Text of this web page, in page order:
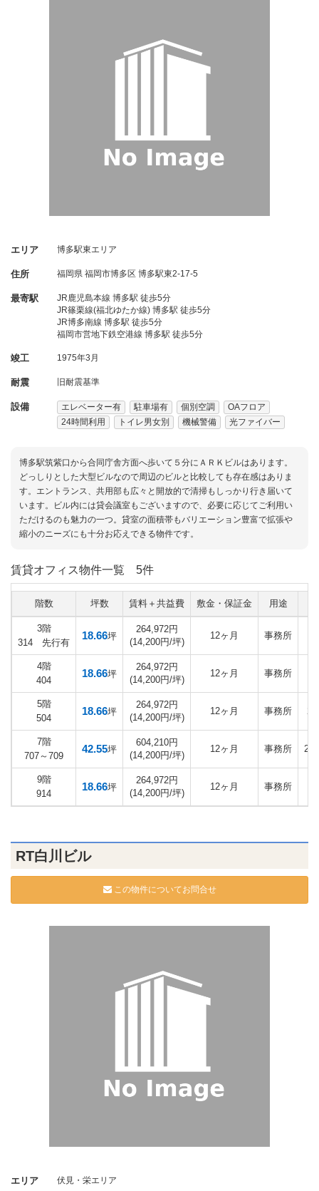
エリア 博多駅東エリア
住所 福岡県 福岡市博多区 博多駅東2-17-5
最寄駅
JR鹿児島本線 博多駅 徒歩5分
JR篠栗線(福北ゆたか線) 博多駅 徒歩5分
JR博多南線 博多駅 徒歩5分
福岡市営地下鉄空港線 博多駅 徒歩5分
竣工 1975年3月
耐震 旧耐震基準
設備 エレベーター有 駐車場有 個別空調
OAフロア
24時間利用
トイレ男女別 機械警備 光ファイバー
博多駅筑紫口から合同庁舎方面へ歩いて５分にＡＲＫビルはあります。
どっしりとした大型ビルなので周辺のビルと比較しても存在感はありま
す。エントランス、共用部も広々と開放的で清掃もしっかり行き届いて
います。ビル内には貸会議室もございますので、必要に応じてご利用い
ただけるのも魅力の一つ。貸室の面積帯もバリエーション豊富で拡張や
縮小のニーズにも十分お応えできる物件です。
賃貸オフィス物件一覧 5件
階数 坪数 賃料＋共益費 敷金・保証金 用途
3階
314 先行有
18.66坪
264,972円
(14,200円/坪)
12ヶ月 事務所
4階
404
18.66坪
264,972円
(14,200円/坪)
12ヶ月 事務所
5階
504
18.66坪
264,972円
(14,200円/坪)
12ヶ月 事務所
7階
707～709
42.55坪
604,210円
(14,200円/坪)
12ヶ月 事務所
9階
914
18.66坪
264,972円
(14,200円/坪)
12ヶ月 事務所
RT白川ビル
この物件についてお問合せ
エリア 伏見・栄エリア